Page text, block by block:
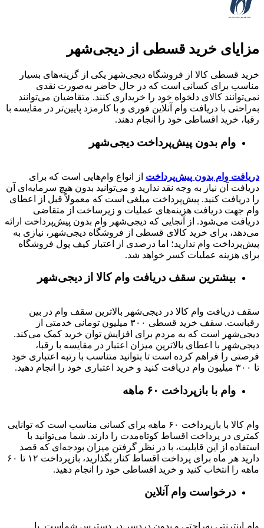
مزایای خرید قسطی از دیجی‌شهر
خرید قسطی کالا از فروشگاه دیجی‌شهر یکی از گزینه‌های بسیار
مناسب برای کسانی است که در حال حاضر به‌صورت نقدی
نمی‌توانند کالای دلخواه خود را خریداری کنند. متقاضیان می‌توانند
به‌راحتی با دریافت وام آنلاین فوری و با کارمزد پایین‌تر در مقایسه با
رقبا، خرید اقساطی خود را انجام دهند.
وام بدون پیش‌پرداخت‌ دیجی‌شهر
دریافت وام بدون پیش‌پرداخت از انواع وام‌هایی است که برای
دریافت آن نیاز به وجه نقد ندارید و می‌توانید بدون هیچ سرمایه‌ای آن
را دریافت کنید. پیش‌پرداخت مبلغی است که معمولاً قبل از اعطای
وام جهت دریافت هزینه‌های عملیات و زیرساخت از متقاضی
دریافت می‌شود. از آنجایی که دیجی‌شهر وام بدون پیش‌پرداخت ارائه
می‌دهد، برای خرید کالای قسطی از فروشگاه دیجی‌شهر، نیازی به
پیش‌پرداخت وام ندارید؛ اما درصدی از اعتبار کیف پول فروشگاه
برای هزینه عملیات کسر خواهد شد.
بیشترین سقف دریافت وام کالا از دیجی‌شهر
سقف دریافت وام کالا در دیجی‌شهر بالاترین سقف وام در بین
رقباست. سقف خرید قسطی ۳۰۰ میلیون تومانی خدمتی از
دیجی‌شهر است که به مردم برای افزایش توان خرید کمک می‌کند.
دیجی‌شهر با اعطای بالاترین میزان اعتبار در مقایسه با رقبا،
فرصتی را فراهم کرده است تا بتوانید متناسب با رتبه اعتباری خود
تا ۳۰۰ میلیون وام دریافت کنید و خرید اعتباری خود را انجام دهید.
وام با بازپرداخت ۶۰ ماهه
وام کالا با بازپرداخت ۶۰ ماهه برای کسانی مناسب است که توانایی
کمتری در پرداخت اقساط کوتاه‌مدت را دارند. شما می‌توانید با
استفاده از این قابلیت، با در نظر گرفتن میزان بودجه‌ای که قصد
دارید هر ماه برای پرداخت اقساط کنار بگذارید، بازپرداخت ۱۲ تا ۶۰
ماهه را انتخاب کنید و خرید اقساطی خود را انجام دهید.
درخواست وام آنلاین
وام اینترنتی به‌راحتی و بدون دردسر در دسترس شماست. با